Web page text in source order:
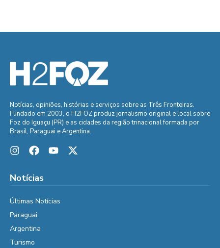
Notícias, opiniões, histórias e serviços sobre as Três Fronteiras.
Fundado em 2003, o H2FOZ produz jornalismo original e local sobre
Foz do Iguaçu (PR) e as cidades da região trinacional formada por
Brasil, Paraguai e Argentina.
Notícias
Últimas Notícias
Paraguai
Argentina
Turismo